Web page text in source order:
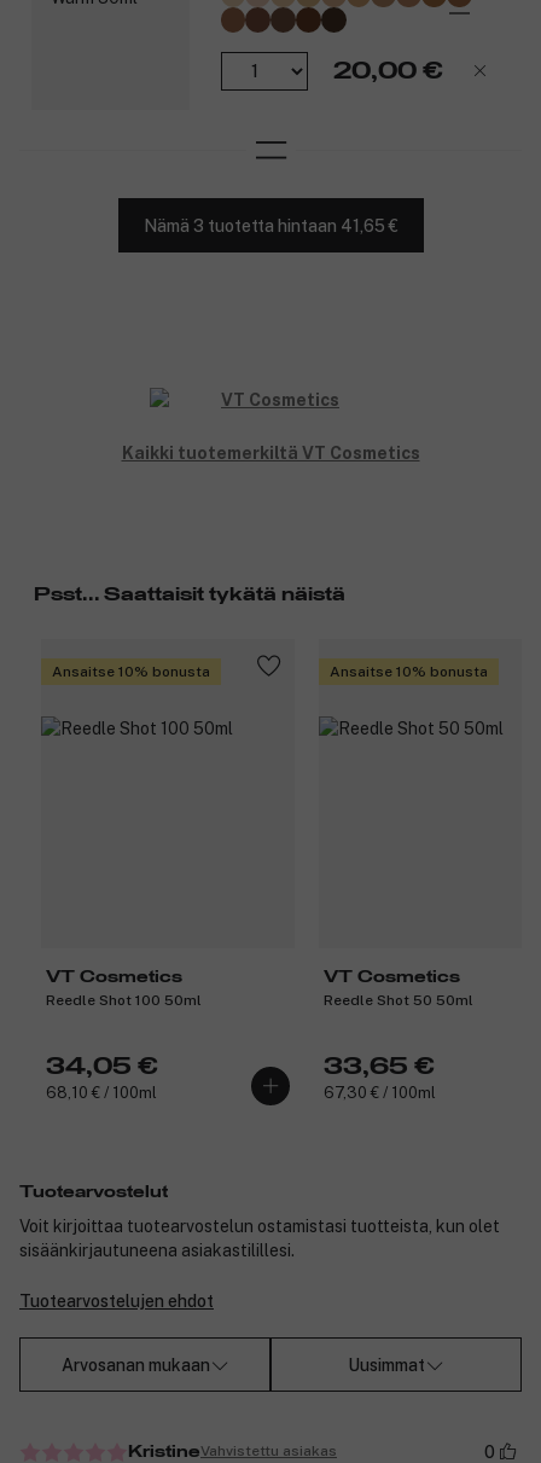
20,00 €
Nämä 3 tuotetta hintaan 41,65 €
Kaikki tuotemerkiltä VT Cosmetics
Psst... Saattaisit tykätä näistä
Ansaitse 10% bonusta
VT Cosmetics
Reedle Shot 100 50ml
34,05 €
68,10 € / 100ml
Ansaitse 10% bonusta
VT Cosmetics
Reedle Shot 50 50ml
33,65 €
67,30 € / 100ml
Tuotearvostelut
Voit kirjoittaa tuotearvostelun ostamistasi tuotteista, kun olet
sisäänkirjautuneena asiakastilillesi.
Tuotearvostelujen ehdot
Arvosanan mukaan Uusimmat
KristineVahvistettu asiakas 0